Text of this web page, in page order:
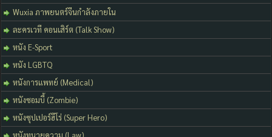
Wuxia ภาพยนตร์จีนกำลังภายใน
ละครเวที คอนเสิร์ต (Talk Show)
หนัง E-Sport
หนัง LGBTQ
หนังการแพทย์ (Medical)
หนังซอมบี้ (Zombie)
หนังซุปเปอร์ฮีโร่ (Super Hero)
หนังทนายความ (Law)